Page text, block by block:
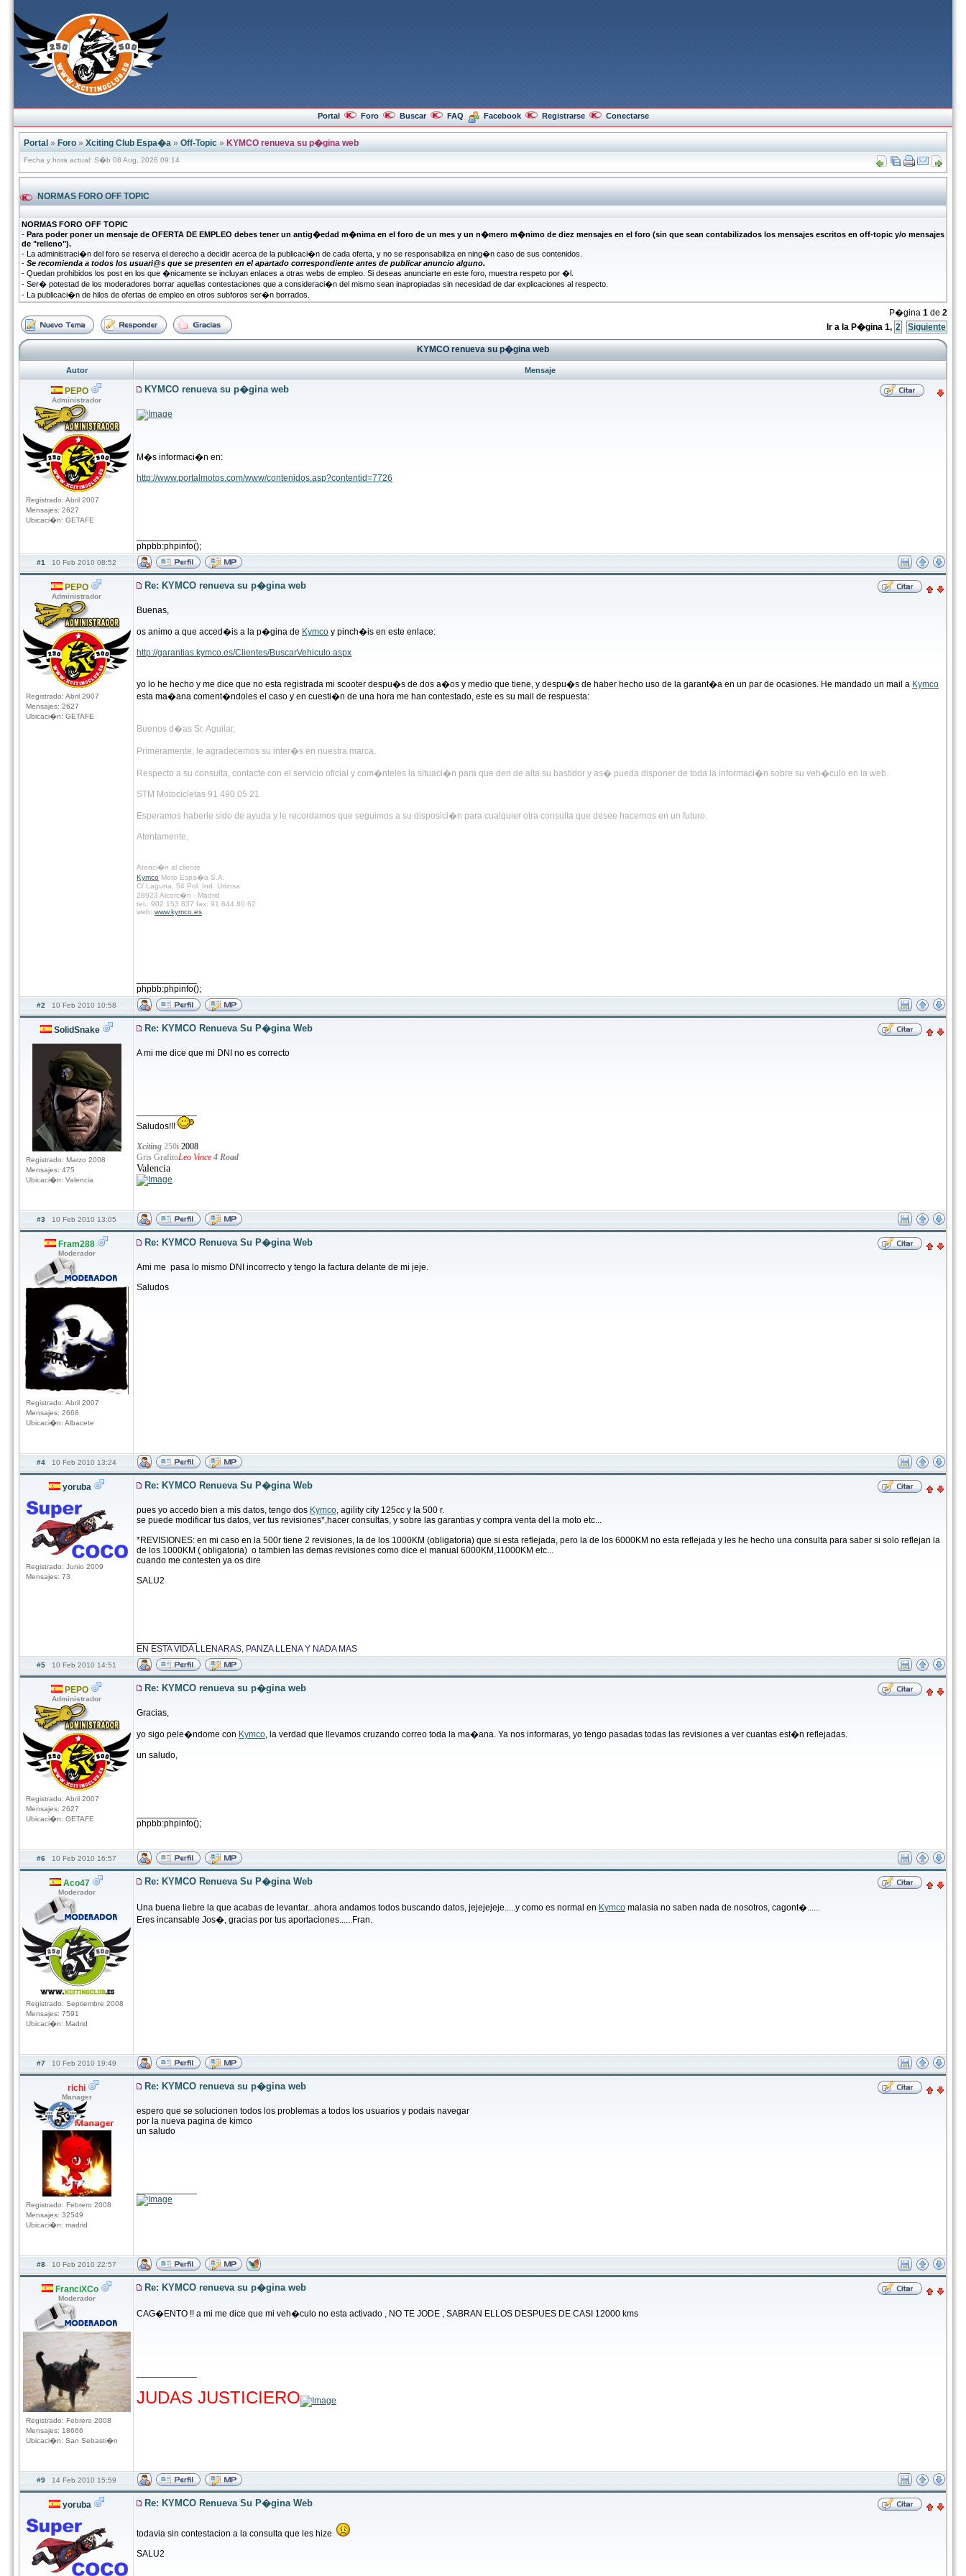
Portal Foro Buscar FAQ Facebook Registrarse Conectarse
Portal » Foro » Xciting Club Espa�a » Off-Topic » KYMCO renueva su p�gina web
Fecha y hora actual: S�b 08 Aug, 2026 09:14
NORMAS FORO OFF TOPIC
NORMAS FORO OFF TOPIC
- Para poder poner un mensaje de OFERTA DE EMPLEO debes tener un antig�edad m�nima en el foro de un mes y un n�mero m�nimo de diez mensajes en el foro (sin que sean contabilizados los mensajes escritos en off-topic y/o mensajes
de "relleno").
- La administraci�n del foro se reserva el derecho a decidir acerca de la publicaci�n de cada oferta, y no se responsabiliza en ning�n caso de sus contenidos.
- Se recomienda a todos los usuari@s que se presenten en el apartado correspondiente antes de publicar anuncio alguno.
- Quedan prohibidos los post en los que �nicamente se incluyan enlaces a otras webs de empleo. Si deseas anunciarte en este foro, muestra respeto por �l.
- Ser� potestad de los moderadores borrar aquellas contestaciones que a consideraci�n del mismo sean inapropiadas sin necesidad de dar explicaciones al respecto.
- La publicaci�n de hilos de ofertas de empleo en otros subforos ser�n borrados.
P�gina 1 de 2
Ir a la P�gina 1, 2 Siguiente
KYMCO renueva su p�gina web
Autor Mensaje
PEPO
Administrador
Registrado: Abril 2007
Mensajes: 2627
Ubicaci�n: GETAFE
KYMCO renueva su p�gina web
M�s informaci�n en:
http://www.portalmotos.com/www/contenidos.asp?contentid=7726
phpbb:phpinfo();
#1 10 Feb 2010 08:52
PEPO
Administrador
Registrado: Abril 2007
Mensajes: 2627
Ubicaci�n: GETAFE
Re: KYMCO renueva su p�gina web
Buenas,
os animo a que acced�is a la p�gina de Kymco y pinch�is en este enlace:
http://garantias.kymco.es/Clientes/BuscarVehiculo.aspx
yo lo he hecho y me dice que no esta registrada mi scooter despu�s de dos a�os y medio que tiene, y despu�s de haber hecho uso de la garant�a en un par de ocasiones. He mandado un mail a Kymco
esta ma�ana coment�ndoles el caso y en cuesti�n de una hora me han contestado, este es su mail de respuesta:
Buenos d�as Sr. Aguilar,
Primeramente, le agradecemos su inter�s en nuestra marca.
Respecto a su consulta, contacte con el servicio oficial y com�nteles la situaci�n para que den de alta su bastidor y as� pueda disponer de toda la informaci�n sobre su veh�culo en la web.
STM Motocicletas 91 490 05 21
Esperamos haberle sido de ayuda y le recordamos que seguimos a su disposici�n para cualquier otra consulta que desee hacernos en un futuro.
Atentamente,
Atenci�n al cliente
Kymco Moto Espa�a S.A.
C/ Laguna, 54 Pol. Ind. Urtinsa
28923 Alcorc�n - Madrid
tel.: 902 153 837 fax: 91 644 80 62
web: www.kymco.es
phpbb:phpinfo();
#2 10 Feb 2010 10:58
SolidSnake
Registrado: Marzo 2008
Mensajes: 475
Ubicaci�n: Valencia
Re: KYMCO Renueva Su P�gina Web
A mi me dice que mi DNI no es correcto
Saludos!!!
Xciting 250i 2008
Gris GrafitoLeo Vince 4 Road
Valencia
#3 10 Feb 2010 13:05
Fram288
Moderador
Registrado: Abril 2007
Mensajes: 2668
Ubicaci�n: Albacete
Re: KYMCO Renueva Su P�gina Web
Ami me pasa lo mismo DNI incorrecto y tengo la factura delante de mi jeje.
Saludos
#4 10 Feb 2010 13:24
yoruba
Registrado: Junio 2009
Mensajes: 73
Re: KYMCO Renueva Su P�gina Web
pues yo accedo bien a mis datos, tengo dos Kymco, agility city 125cc y la 500 r.
se puede modificar tus datos, ver tus revisiones*,hacer consultas, y sobre las garantias y compra venta del la moto etc...
*REVISIONES: en mi caso en la 500r tiene 2 revisiones, la de los 1000KM (obligatoria) que si esta reflejada, pero la de los 6000KM no esta reflejada y les he hecho una consulta para saber si solo reflejan la
de los 1000KM ( obligatoria) o tambien las demas revisiones como dice el manual 6000KM,11000KM etc...
cuando me contesten ya os dire
SALU2
EN ESTA VIDA LLENARAS, PANZA LLENA Y NADA MAS
#5 10 Feb 2010 14:51
PEPO
Administrador
Registrado: Abril 2007
Mensajes: 2627
Ubicaci�n: GETAFE
Re: KYMCO renueva su p�gina web
Gracias,
yo sigo pele�ndome con Kymco, la verdad que llevamos cruzando correo toda la ma�ana. Ya nos informaras, yo tengo pasadas todas las revisiones a ver cuantas est�n reflejadas.
un saludo,
phpbb:phpinfo();
#6 10 Feb 2010 16:57
Aco47
Moderador
Registrado: Septiembre 2008
Mensajes: 7591
Ubicaci�n: Madrid
Re: KYMCO Renueva Su P�gina Web
Una buena liebre la que acabas de levantar...ahora andamos todos buscando datos, jejejejeje.....y como es normal en Kymco malasia no saben nada de nosotros, cagont�......
Eres incansable Jos�, gracias por tus aportaciones......Fran.
#7 10 Feb 2010 19:49
richi
Manager
Registrado: Febrero 2008
Mensajes: 32549
Ubicaci�n: madrid
Re: KYMCO renueva su p�gina web
espero que se solucionen todos los problemas a todos los usuarios y podais navegar
por la nueva pagina de kimco
un saludo
#8 10 Feb 2010 22:57
FranciXCo
Moderador
Registrado: Febrero 2008
Mensajes: 18666
Ubicaci�n: San Sebasti�n
Re: KYMCO renueva su p�gina web
CAG�ENTO !! a mi me dice que mi veh�culo no esta activado , NO TE JODE , SABRAN ELLOS DESPUES DE CASI 12000 kms
JUDAS JUSTICIERO
#9 14 Feb 2010 15:59
yoruba Re: KYMCO Renueva Su P�gina Web
todavia sin contestacion a la consulta que les hize
SALU2